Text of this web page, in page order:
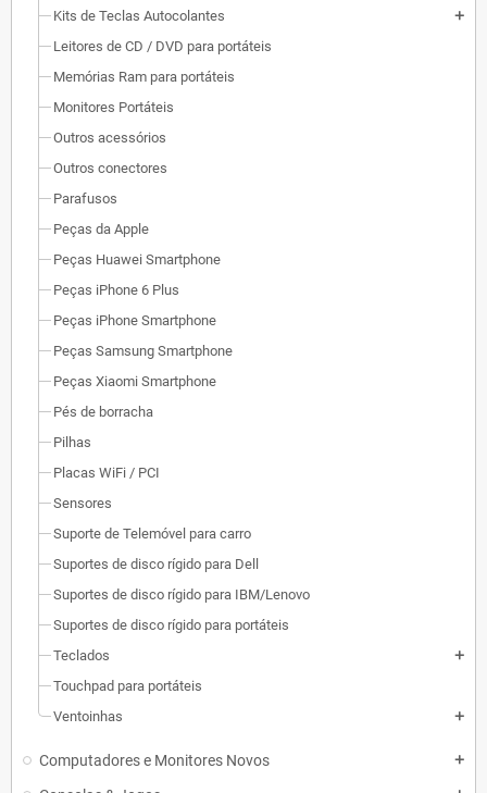
Kits de Teclas Autocolantes add
Leitores de CD / DVD para portáteis
Memórias Ram para portáteis
Monitores Portáteis
Outros acessórios
Outros conectores
Parafusos
Peças da Apple
Peças Huawei Smartphone
Peças iPhone 6 Plus
Peças iPhone Smartphone
Peças Samsung Smartphone
Peças Xiaomi Smartphone
Pés de borracha
Pilhas
Placas WiFi / PCI
Sensores
Suporte de Telemóvel para carro
Suportes de disco rígido para Dell
Suportes de disco rígido para IBM/Lenovo
Suportes de disco rígido para portáteis
Teclados
add
Touchpad para portáteis
Ventoinhas
add
Computadores e Monitores Novos add